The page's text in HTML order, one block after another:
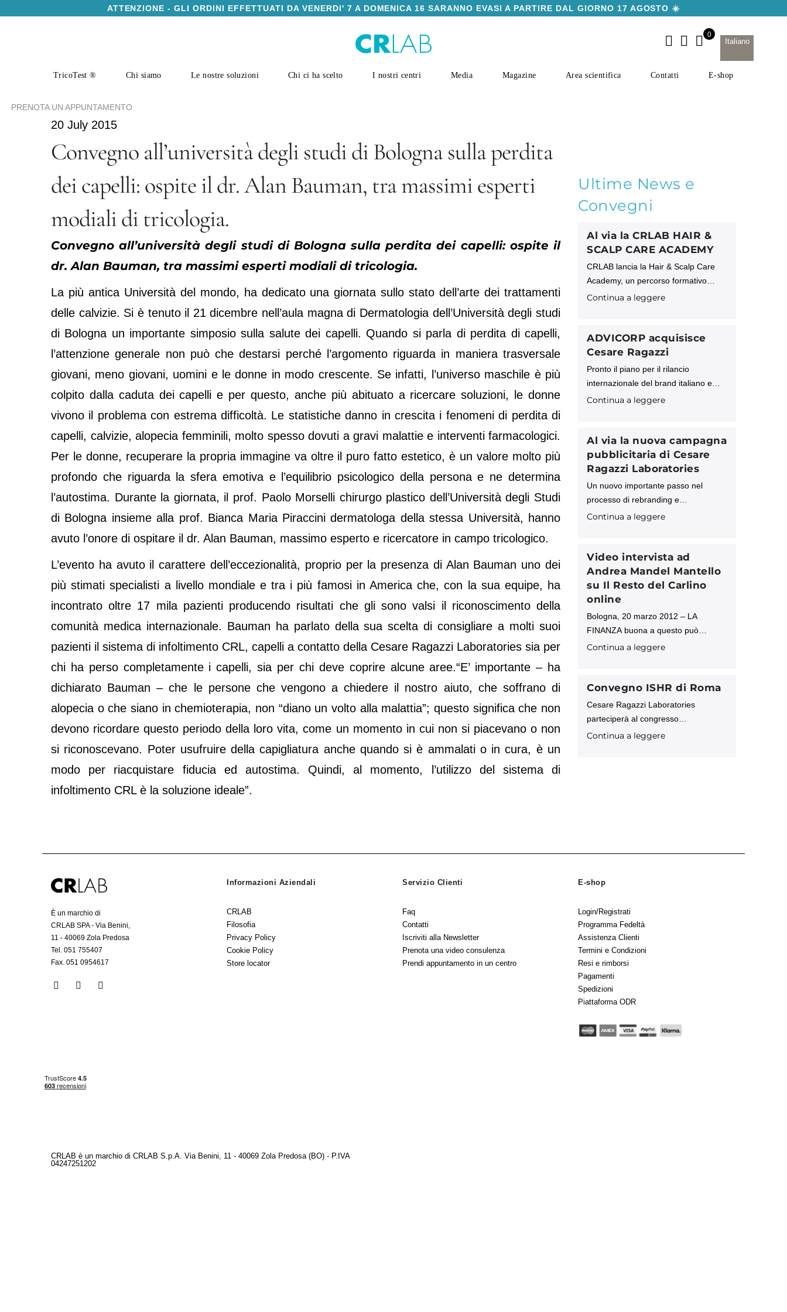
ATTENZIONE - GLI ORDINI EFFETTUATI DA VENERDI' 7 A DOMENICA 16 SARANNO EVASI A PARTIRE DAL GIORNO 17 AGOSTO ☀️
Italiano
TricoTest ® Chi siamo Le nostre soluzioni Chi ci ha scelto I nostri centri Media Magazine Area scientifica Contatti E-shop
PRENOTA UN APPUNTAMENTO
20 July 2015
Convegno all’università degli studi di Bologna sulla perdita
dei capelli: ospite il dr. Alan Bauman, tra massimi esperti
modiali di tricologia.
Convegno all’università degli studi di Bologna sulla perdita dei capelli: ospite il
dr. Alan Bauman, tra massimi esperti modiali di tricologia.
La più antica Università del mondo, ha dedicato una giornata sullo stato dell’arte dei trattamenti
delle calvizie. Si è tenuto il 21 dicembre nell’aula magna di Dermatologia dell’Università degli studi
di Bologna un importante simposio sulla salute dei capelli. Quando si parla di perdita di capelli,
l’attenzione generale non può che destarsi perché l’argomento riguarda in maniera trasversale
giovani, meno giovani, uomini e le donne in modo crescente. Se infatti, l’universo maschile è più
colpito dalla caduta dei capelli e per questo, anche più abituato a ricercare soluzioni, le donne
vivono il problema con estrema difficoltà. Le statistiche danno in crescita i fenomeni di perdita di
capelli, calvizie, alopecia femminili, molto spesso dovuti a gravi malattie e interventi farmacologici.
Per le donne, recuperare la propria immagine va oltre il puro fatto estetico, è un valore molto più
profondo che riguarda la sfera emotiva e l’equilibrio psicologico della persona e ne determina
l’autostima. Durante la giornata, il prof. Paolo Morselli chirurgo plastico dell’Università degli Studi
di Bologna insieme alla prof. Bianca Maria Piraccini dermatologa della stessa Università, hanno
avuto l’onore di ospitare il dr. Alan Bauman, massimo esperto e ricercatore in campo tricologico.
L’evento ha avuto il carattere dell’eccezionalità, proprio per la presenza di Alan Bauman uno dei
più stimati specialisti a livello mondiale e tra i più famosi in America che, con la sua equipe, ha
incontrato oltre 17 mila pazienti producendo risultati che gli sono valsi il riconoscimento della
comunità medica internazionale. Bauman ha parlato della sua scelta di consigliare a molti suoi
pazienti il sistema di infoltimento CRL, capelli a contatto della Cesare Ragazzi Laboratories sia per
chi ha perso completamente i capelli, sia per chi deve coprire alcune aree.“E’ importante – ha
dichiarato Bauman – che le persone che vengono a chiedere il nostro aiuto, che soffrano di
alopecia o che siano in chemioterapia, non “diano un volto alla malattia”; questo significa che non
devono ricordare questo periodo della loro vita, come un momento in cui non si piacevano o non
si riconoscevano. Poter usufruire della capigliatura anche quando si è ammalati o in cura, è un
modo per riacquistare fiducia ed autostima. Quindi, al momento, l’utilizzo del sistema di
infoltimento CRL è la soluzione ideale”.
Ultime News e
Convegni
Al via la CRLAB HAIR &
SCALP CARE ACADEMY
CRLAB lancia la Hair & Scalp Care
Academy, un percorso formativo
avanzato pensato per tutti i
tricologia, cosmetologia e tecnologie
applicate al benessere di cute e
capelli.
Continua a leggere
ADVICORP acquisisce
Cesare Ragazzi
Pronto il piano per il rilancio
internazionale del brand italiano e
della tecnologia proprietaria “Sistema
livello internazionale, comunica di
aver finalizzato
Continua a leggere
Al via la nuova campagna
pubblicitaria di Cesare
Ragazzi Laboratories
Un nuovo importante passo nel
processo di rebranding e
riposizionamento intrapreso
off line, di Cesare Ragazzi
Continua a leggere
Video intervista ad
Andrea Mandel Mantello
su Il Resto del Carlino
online
Bologna, 20 marzo 2012 – LA
FINANZA buona a questo può
servire: a trasformare la nomea di
mercato
Continua a leggere
Convegno ISHR di Roma
Cesare Ragazzi Laboratories
parteciperà al congresso
internazionale organizzato dalla
Continua a leggere
È un marchio di
CRLAB SPA - Via Benini,
11 - 40069 Zola Predosa
Tel. 051 755407
Fax. 051 0954617
Informazioni Aziendali
CRLAB
Filosofia
Privacy Policy
Cookie Policy
Store locator
Servizio Clienti
Faq
Contatti
Iscriviti alla Newsletter
Prenota una video consulenza
Prendi appuntamento in un centro
E-shop
Login/Registrati
Programma Fedeltà
Assistenza Clienti
Termini e Condizioni
Resi e rimborsi
Pagamenti
Spedizioni
Piattaforma ODR
CRLAB è un marchio di CRLAB S.p.A. Via Benini, 11 - 40069 Zola Predosa (BO) - P.IVA
04247251202